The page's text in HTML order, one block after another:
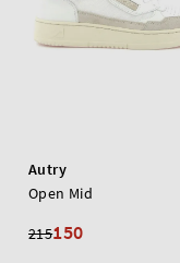
Autry
Open Mid
215150